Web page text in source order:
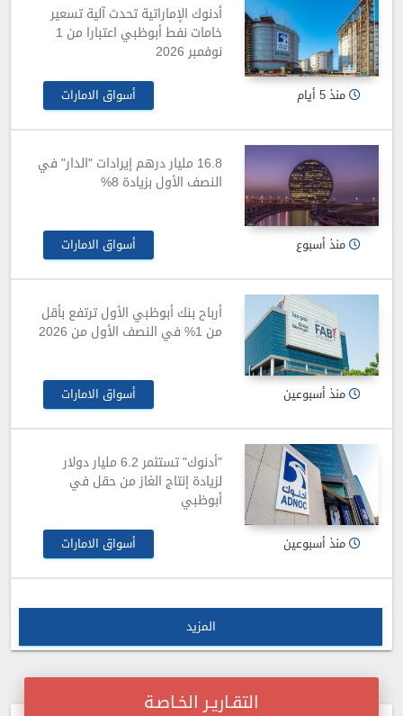
أدنوك الإماراتية تحدث آلية تسعير
خامات نفط أبوظبي اعتبارا من 1
نوفمبر 2026
منذ 5 أيام أسواق الامارات
16.8 مليار درهم إيرادات "الدار" في
النصف الأول بزيادة 8%
منذ أسبوع أسواق الامارات
أرباح بنك أبوظبي الأول ترتفع بأقل
من 1% في النصف الأول من 2026
منذ أسبوعين أسواق الامارات
"أدنوك" تستثمر 6.2 مليار دولار
لزيادة إنتاج الغاز من حقل في
أبوظبي
منذ أسبوعين أسواق الامارات
المزيد
التقـاريـر الخـاصـة